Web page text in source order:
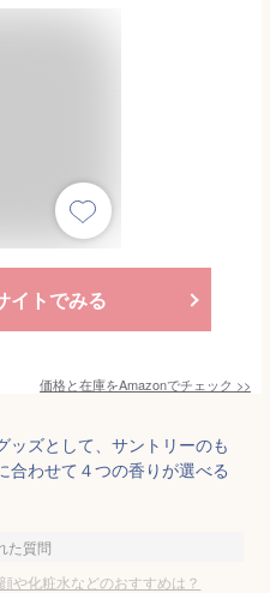
イトでみる
価格と在庫をAmazonでチェック >>
ッズとして、サントリーのも
わせて４つの香りが選べる
た質問
や化粧水などのおすすめは？